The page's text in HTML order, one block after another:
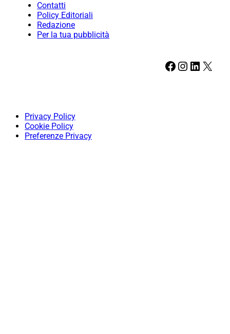
Contatti
Policy Editoriali
Redazione
Per la tua pubblicità
Facebook Instagram LinkedIn X
Privacy Policy
Cookie Policy
Preferenze Privacy